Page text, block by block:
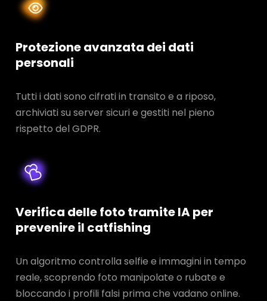
Protezione avanzata dei dati
personali
Tutti i dati sono cifrati in transito e a riposo,
archiviati su server sicuri e gestiti nel pieno
rispetto del GDPR.
Verifica delle foto tramite IA per
prevenire il catfishing
Un algoritmo controlla selfie e immagini in tempo
reale, scoprendo foto manipolate o rubate e
bloccando i profili falsi prima che vadano online.